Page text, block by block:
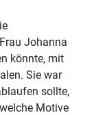
Frau Johanna
könnte, mit
Sie war
sollte,
Motive